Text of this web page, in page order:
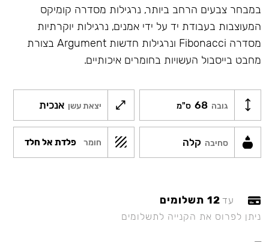
במבחר צבעים הרחב ביותר, נרגילות מסדרה קומיקס
המעוצבות בעבודת יד על ידי אמנים, נרגילות יוקרתיות
מסדרה Fibonacci ונרגילות חדשות Argument בצורת
מחבט בייסבול העשויות בחומרים איכותיים.
גובה 68 ס"מ יצאת עשן אנכית
סחיבה קלה חומר פלדת אל חלד
עד 12 תשלומים
ניתן לפרוס את הקנייה לתשלומים